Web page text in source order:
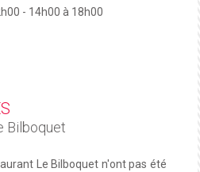
- 14h00 à 18h00
Bilboquet
Le Bilboquet n'ont pas été